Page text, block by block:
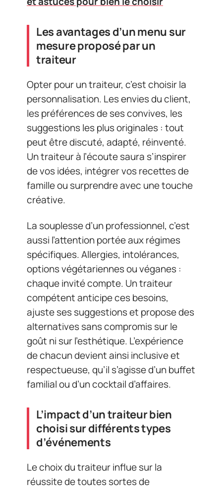
Les avantages d’un menu sur
mesure proposé par un
traiteur
Opter pour un traiteur, c’est choisir la
personnalisation. Les envies du client,
les préférences de ses convives, les
suggestions les plus originales : tout
peut être discuté, adapté, réinventé.
Un traiteur à l’écoute saura s’inspirer
de vos idées, intégrer vos recettes de
famille ou surprendre avec une touche
créative.
La souplesse d’un professionnel, c’est
aussi l’attention portée aux régimes
spécifiques. Allergies, intolérances,
options végétariennes ou véganes :
chaque invité compte. Un traiteur
compétent anticipe ces besoins,
ajuste ses suggestions et propose des
alternatives sans compromis sur le
goût ni sur l’esthétique. L’expérience
de chacun devient ainsi inclusive et
respectueuse, qu’il s’agisse d’un buffet
familial ou d’un cocktail d’affaires.
L’impact d’un traiteur bien
choisi sur différents types
d’événements
Le choix du traiteur influe sur la
réussite de toutes sortes de